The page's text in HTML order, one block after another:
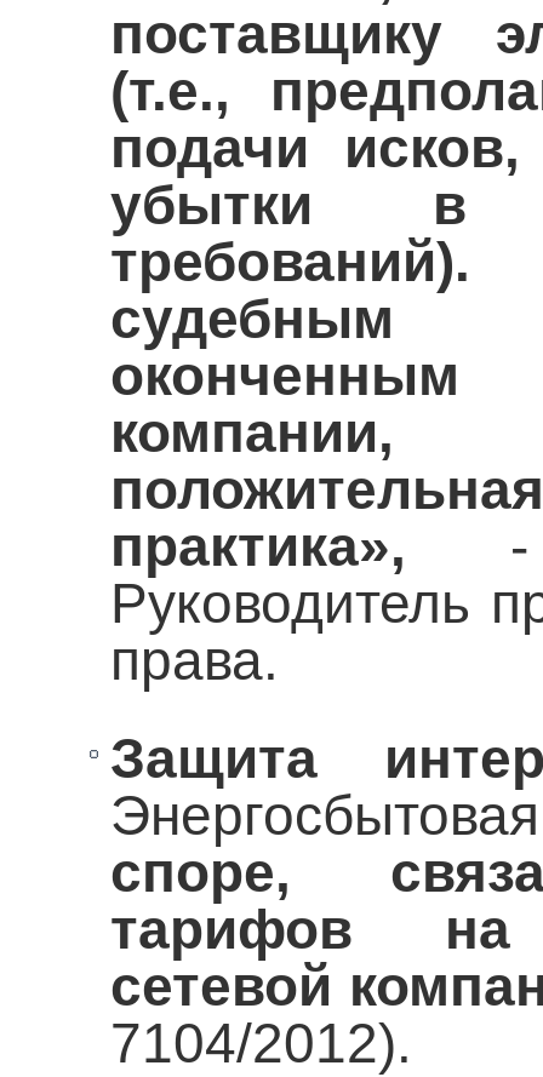
поставщику
(т.е.,
подачи
убытки в
судебным
практика», -
Руководитель
права.
Защита
споре,
тарифов на
сетевой
7104/2012).